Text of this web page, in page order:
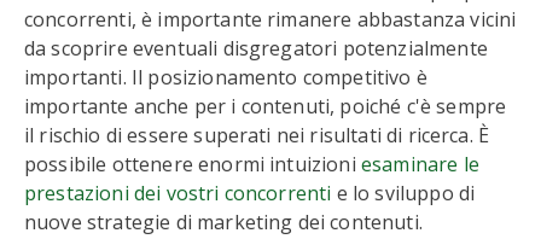
concorrenti, è importante rimanere abbastanza vicini
da scoprire eventuali disgregatori potenzialmente
importanti. Il posizionamento competitivo è
importante anche per i contenuti, poiché c'è sempre
il rischio di essere superati nei risultati di ricerca. È
possibile ottenere enormi intuizioni esaminare le
prestazioni dei vostri concorrenti e lo sviluppo di
nuove strategie di marketing dei contenuti.